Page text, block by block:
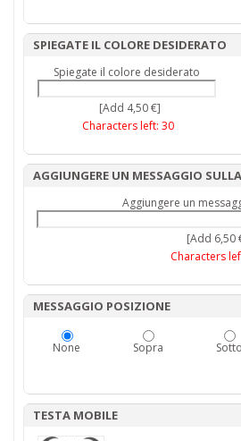
SPIEGATE IL COLORE DESIDERATO
Spiegate il colore desiderato
[Add 4,50 €]
Characters left: 30
AGGIUNGERE UN MESSAGGIO
Aggiungere un
[Add 6,50
Characters
MESSAGGIO POSIZIONE
None Sopra Sotto
TESTA MOBILE